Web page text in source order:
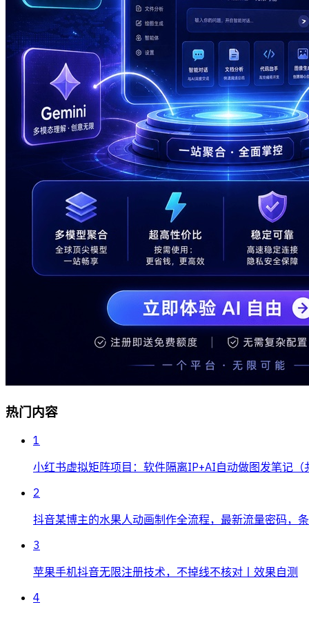
热门内容
1
小红书虚拟矩阵项目：软件隔离IP+AI自动做图发笔记（
2
抖音某博主的水果人动画制作全流程，最新流量密码，
3
苹果手机抖音无限注册技术，不掉线不核对丨效果自测
4